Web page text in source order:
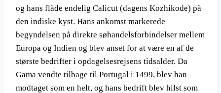
og hans flåde endelig Calicut (dagens Kozhikode) på
den indiske kyst. Hans ankomst markerede
begyndelsen på direkte søhandelsforbindelser mellem
Europa og Indien og blev anset for at være en af ​​de
største bedrifter i opdagelsesrejsens tidsalder. Da
Gama vendte tilbage til Portugal i 1499, blev han
modtaget som en helt, og hans bedrift blev hilst som